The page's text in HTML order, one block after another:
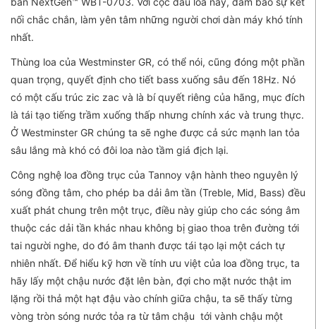
nối chắc chắn, làm yên tâm những người chơi dàn máy khó tính
nhất.
Thùng loa của Westminster GR, có thể nói, cũng đóng một phần
quan trọng, quyết định cho tiết bass xuống sâu đến 18Hz. Nó
có một cấu trúc zic zac và là bí quyết riêng của hãng, mục đích
là tái tạo tiếng trầm xuống thấp nhưng chính xác và trung thực.
Ở Westminster GR chúng ta sẽ nghe được cả sức mạnh lan tỏa
sâu lắng mà khó có đôi loa nào tầm giá địch lại.
Công nghệ loa đồng trục của Tannoy vận hành theo nguyên lý
sóng đồng tâm, cho phép ba dải âm tần (Treble, Mid, Bass) đều
xuất phát chung trên một trục, điều này giúp cho các sóng âm
thuộc các dải tần khác nhau không bị giao thoa trên đường tới
tai người nghe, do đó âm thanh được tái tạo lại một cách tự
nhiên nhất. Để hiểu kỹ hơn về tính ưu việt của loa đồng trục, ta
hãy lấy một chậu nước đặt lên bàn, đợi cho mặt nước thật im
lặng rồi thả một hạt đậu vào chính giữa chậu, ta sẽ thấy từng
vòng tròn sóng nước tỏa ra từ tâm chậu tới vành chậu một